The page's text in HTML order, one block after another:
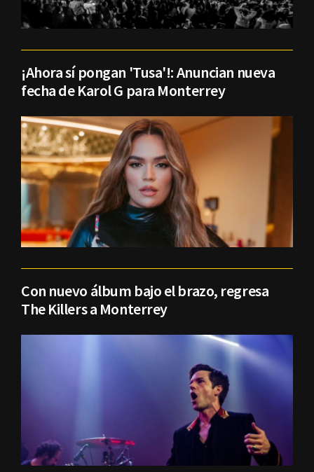
¡Ahora sí pongan 'Tusa'!: Anuncian nueva
fecha de Karol G para Monterrey
Con nuevo álbum bajo el brazo, regresa
The Killers a Monterrey